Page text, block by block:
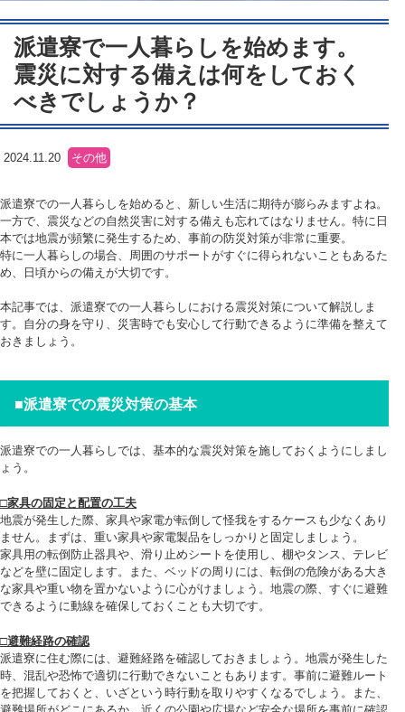
派遣寮で一人暮らしを始めます。
震災に対する備えは何をしておく
べきでしょうか？
2024.11.20 その他
派遣寮での一人暮らしを始めると、新しい生活に期待が膨らみますよね。
一方で、震災などの自然災害に対する備えも忘れてはなりません。特に日
本では地震が頻繁に発生するため、事前の防災対策が非常に重要。
特に一人暮らしの場合、周囲のサポートがすぐに得られないこともあるた
め、日頃からの備えが大切です。
本記事では、派遣寮での一人暮らしにおける震災対策について解説しま
す。自分の身を守り、災害時でも安心して行動できるように準備を整えて
おきましょう。
■派遣寮での震災対策の基本
派遣寮での一人暮らしでは、基本的な震災対策を施しておくようにしまし
ょう。
□家具の固定と配置の工夫
地震が発生した際、家具や家電が転倒して怪我をするケースも少なくあり
ません。まずは、重い家具や家電製品をしっかりと固定しましょう。
家具用の転倒防止器具や、滑り止めシートを使用し、棚やタンス、テレビ
などを壁に固定します。また、ベッドの周りには、転倒の危険がある大き
な家具や重い物を置かないように心がけましょう。地震の際、すぐに避難
できるように動線を確保しておくことも大切です。
□避難経路の確認
派遣寮に住む際には、避難経路を確認しておきましょう。地震が発生した
時、混乱や恐怖で適切に行動できないこともあります。事前に避難ルート
を把握しておくと、いざという時行動を取りやすくなるでしょう。また、